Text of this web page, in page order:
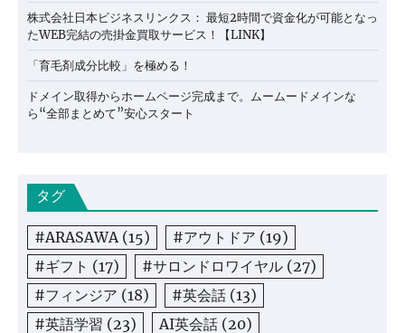
株式会社日本ビジネスリンクス： 最短2時間で資金化が可能となっ
たWEB完結の売掛金買取サービス！【LINK】
「育毛剤成分比較」を極める！
ドメイン取得からホームページ完成まで。ムームードメインな
ら“全部まとめて”安心スタート
タグ
#ARASAWA(15) #アウトドア (19)
#ギフト (17) #サロンドロワイヤル (27)
#フィンジア (18) #英会話 (13)
#英語学習 (23) AI英会話 (20)